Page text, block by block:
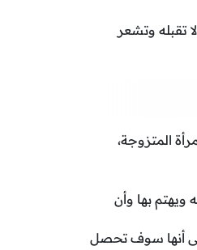
تقبله وتشعر
المتزوجة،
ويهتم بها وأن
على أنها سوف تحصل